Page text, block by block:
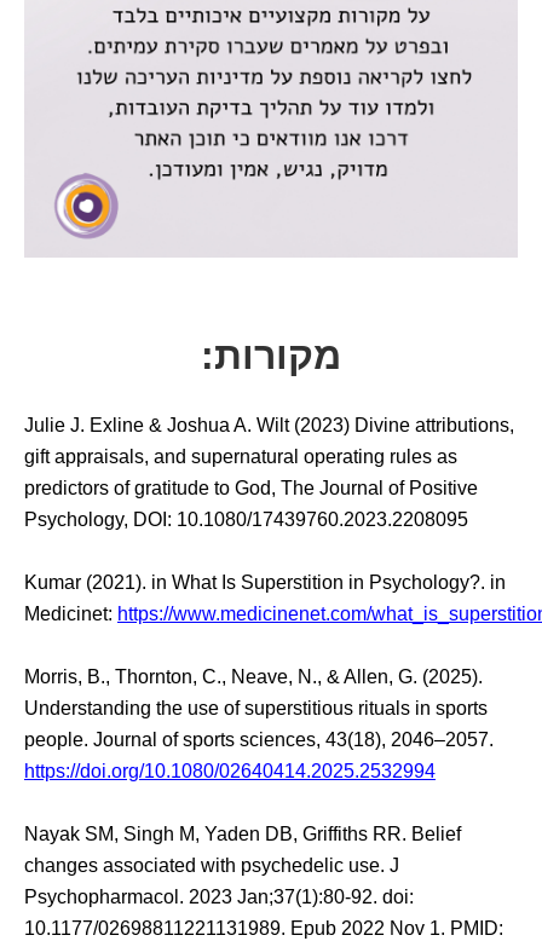
מקורות:
Julie J. Exline & Joshua A. Wilt (2023) Divine attributions,
gift appraisals, and supernatural operating rules as
predictors of gratitude to God, The Journal of Positive
Psychology, DOI: 10.1080/17439760.2023.2208095
Kumar (2021). in What Is Superstition in Psychology?. in
Medicinet: https://www.medicinenet.com/
Morris, B., Thornton, C., Neave, N., & Allen, G. (2025).
Understanding the use of superstitious rituals in sports
people. Journal of sports sciences, 43(18), 2046–2057.
https://doi.org/10.1080/02640414.2025.2532994
Nayak SM, Singh M, Yaden DB, Griffiths RR. Belief
changes associated with psychedelic use. J
Psychopharmacol. 2023 Jan;37(1):80-92. doi:
10.1177/02698811221131989. Epub 2022 Nov 1. PMID: